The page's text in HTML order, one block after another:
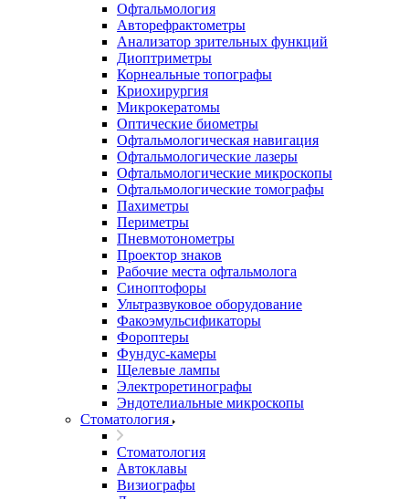
Офтальмология
Авторефрактометры
Анализатор зрительных функций
Диоптриметры
Корнеальные топографы
Криохирургия
Микрокератомы
Оптические биометры
Офтальмологическая навигация
Офтальмологические лазеры
Офтальмологические микроскопы
Офтальмологические томографы
Пахиметры
Периметры
Пневмотонометры
Проектор знаков
Рабочие места офтальмолога
Синоптофоры
Ультразвуковое оборудование
Факоэмульсификаторы
Фороптеры
Фундус-камеры
Щелевые лампы
Электроретинографы
Эндотелиальные микроскопы
Стоматология
Стоматология
Автоклавы
Визиографы